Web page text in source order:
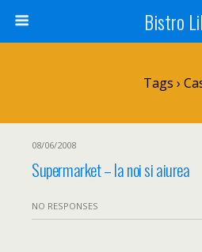
Bistro
Tags ›
08/06/2008
Supermarket – la noi si aiurea
NO RESPONSES